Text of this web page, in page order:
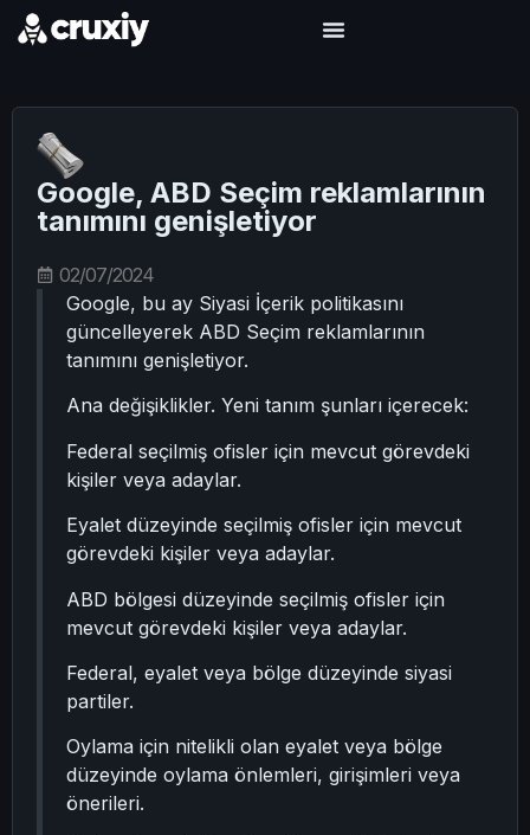
Google, ABD Seçim reklamlarının
tanımını genişletiyor
02/07/2024
Google, bu ay Siyasi İçerik politikasını
güncelleyerek ABD Seçim reklamlarının
tanımını genişletiyor.
Ana değişiklikler. Yeni tanım şunları içerecek:
Federal seçilmiş ofisler için mevcut görevdeki
kişiler veya adaylar.
Eyalet düzeyinde seçilmiş ofisler için mevcut
görevdeki kişiler veya adaylar.
ABD bölgesi düzeyinde seçilmiş ofisler için
mevcut görevdeki kişiler veya adaylar.
Federal, eyalet veya bölge düzeyinde siyasi
partiler.
Oylama için nitelikli olan eyalet veya bölge
düzeyinde oylama önlemleri, girişimleri veya
önerileri.